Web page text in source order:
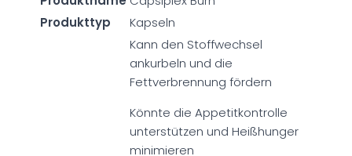
Produkttyp
Kapseln
Kann den Stoffwechsel
ankurbeln und die
Fettverbrennung fördern
Könnte die Appetitkontrolle
unterstützen und Heißhunger
minimieren